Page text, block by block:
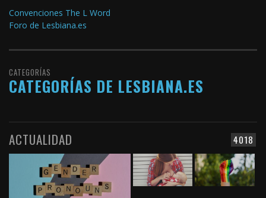
Convenciones The L Word
Foro de Lesbiana.es
CATEGORÍAS
CATEGORÍAS DE LESBIANA.ES
4018
ACTUALIDAD